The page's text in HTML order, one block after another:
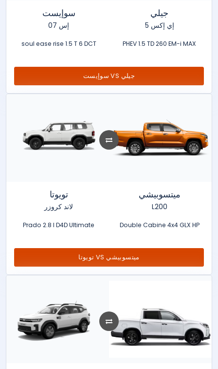
سوإيست
إس 07
soul ease rise 1.5 T 6 DCT
جيلي
إي إكس 5
PHEV 1.5 TD 260 EM-i MAX
سوإيست VS جيلي
تويوتا
لاند كروزر
Prado 2.8 l D4D Ultimate
ميتسوبيشي
L200
Double Cabine 4x4 GLX HP
تويوتا VS ميتسوبيشي